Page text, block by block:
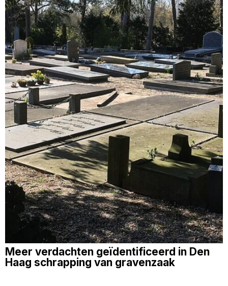
Meer verdachten geïdentificeerd in Den
Haag schrapping van gravenzaak